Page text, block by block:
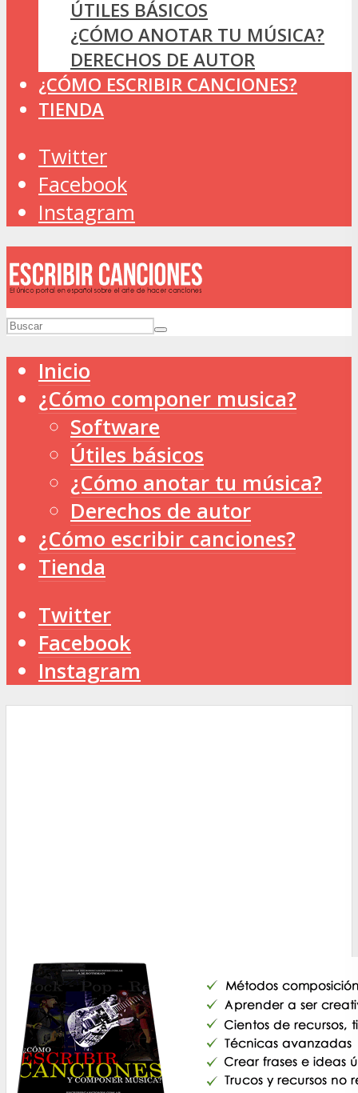
ÚTILES BÁSICOS
¿CÓMO ANOTAR TU MÚSICA?
DERECHOS DE AUTOR
¿CÓMO ESCRIBIR CANCIONES?
TIENDA
Twitter
Facebook
Instagram
Inicio
¿Cómo componer musica?
Software
Útiles básicos
¿Cómo anotar tu música?
Derechos de autor
¿Cómo escribir canciones?
Tienda
Twitter
Facebook
Instagram